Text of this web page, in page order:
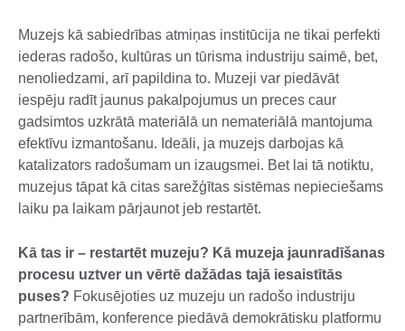
Muzejs kā sabiedrības atmiņas institūcija ne tikai perfekti
iederas radošo, kultūras un tūrisma industriju saimē, bet,
nenoliedzami, arī papildina to. Muzeji var piedāvāt
iespēju radīt jaunus pakalpojumus un preces caur
gadsimtos uzkrātā materiālā un nemateriālā mantojuma
efektīvu izmantošanu. Ideāli, ja muzejs darbojas kā
katalizators radošumam un izaugsmei. Bet lai tā notiktu,
muzejus tāpat kā citas sarežģītas sistēmas nepieciešams
laiku pa laikam pārjaunot jeb restartēt.
Kā tas ir – restartēt muzeju? Kā muzeja jaunradīšanas
procesu uztver un vērtē dažādas tajā iesaistītās
puses? Fokusējoties uz muzeju un radošo industriju
partnerībām, konference piedāvā demokrātisku platformu